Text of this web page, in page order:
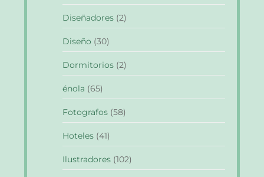
Diseñadores (2)
Diseño (30)
Dormitorios (2)
énola (65)
Fotografos (58)
Hoteles (41)
Ilustradores (102)